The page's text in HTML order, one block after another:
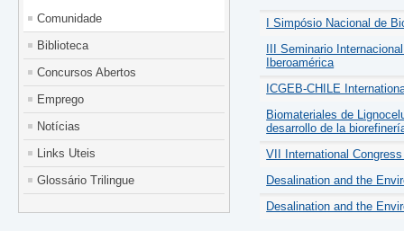
Comunidade
Biblioteca
Concursos Abertos
Emprego
Notícias
Links Uteis
Glossário Trilingue
I Simpósio Nacional de
III Seminario
Iberoamérica
ICGEB-CHILE
Biomateriales de
desarrollo de la
VII International
Desalination and the
Desalination and the